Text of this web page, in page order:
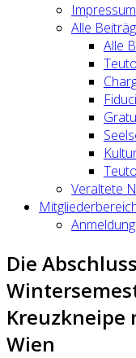
Alle
Alle
Veraltete
Anmeldung
Die
Kreuzkneipe
Wien